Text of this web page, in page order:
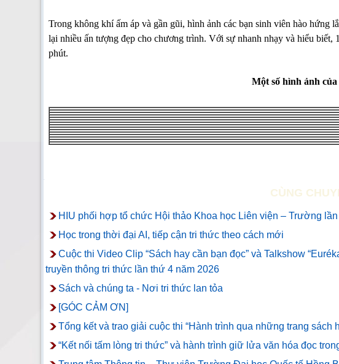
Trong không khí ấm áp và gần gũi, hình ảnh các bạn sinh viên hào hứng
lại nhiều ấn tượng đẹp cho chương trình. Với sự nhanh nhạy và hiểu
phút.
Một số hình ảnh
CÙNG
HIU phối hợp tổ chức Hội thảo Khoa học Liên viện – Trường lần
Học trong thời đại AI, tiếp cận tri thức theo cách mới
Cuộc thi Video Clip “Sách hay cần bạn đọc” và Talkshow
truyền thông tri thức lần thứ 4 năm 2026
Sách và chúng ta - Nơi tri thức lan tỏa
[GÓC CẢM ƠN]
Tổng kết và trao giải cuộc thi “Hành trình qua những trang sách
“Kết nối tấm lòng tri thức” và hành trình giữ lửa văn hóa đọc